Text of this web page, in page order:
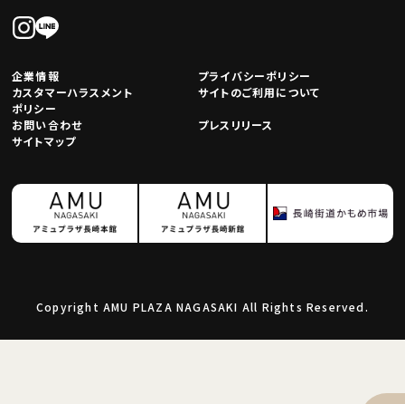
企業情報
プライバシーポリシー
カスタマーハラスメント
ポリシー
サイトのご利用について
お問い合わせ
プレスリリース
サイトマップ
Copyright AMU PLAZA NAGASAKI All Rights Reserved.